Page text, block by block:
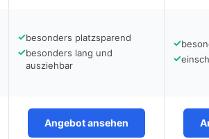
✓besonders platzsparend
✓besonders lang und
ausziehbar
✓
✓
Angebot ansehen